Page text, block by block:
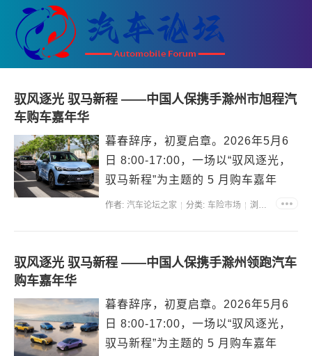
驭风逐光 驭马新程 ——中国人保携手滁州市旭程汽
车购车嘉年华
暮春辞序，初夏启章。2026年5月6
日 8:00-17:00，一场以“驭风逐光，
驭马新程”为主题的 5 月购车嘉年
华，将在安徽省滁州市凤阳北路501
作者: 汽车论坛之家 分类: 车险市场 浏览:47774
驭风逐光 驭马新程 ——中国人保携手滁州领跑汽车
购车嘉年华
暮春辞序，初夏启章。2026年5月6
日 8:00-17:00，一场以“驭风逐光，
驭马新程”为主题的 5 月购车嘉年